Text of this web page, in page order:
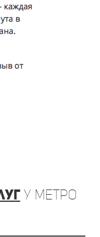
у метро